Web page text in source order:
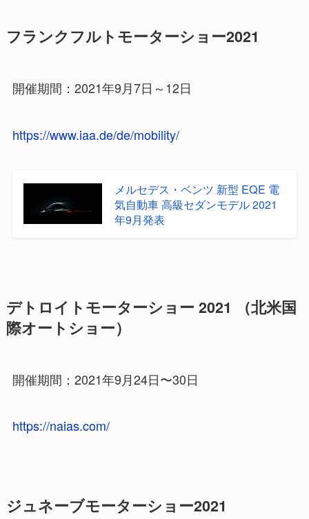
フランクフルトモーターショー2021
開催期間：2021年9月7日～12日
https://www.iaa.de/de/mobility/
メルセデス・ベンツ 新型 EQE 電
気自動車 高級セダンモデル 2021
年9月発表
デトロイトモーターショー 2021 （北米国
際オートショー）
開催期間：2021年9月24日〜30日
https://naias.com/
ジュネーブモーターショー2021